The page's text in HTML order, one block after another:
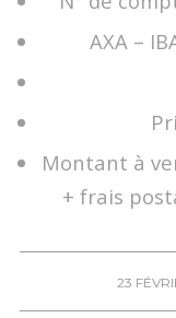
AXA –
Montant à
+ frais
23 /